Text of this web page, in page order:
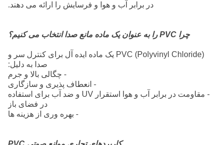
در برابر آب و هوا و فرسایش را ارائه می دهند.
چرا PVC را به عنوان یک ماده مانع صدا انتخاب می کنیم؟
PVC (Polyvinyl Chloride) یک ماده ایده آل برای کنترل سر و
صدا به دلیل:
- چگالی بالا و جرم
- انعطاف پذیری و سازگاری
- مقاومت در برابر آب و هوا استقرار UV و ضد آب برای استفاده
در فضای باز
- بهره وری از هزینه ها